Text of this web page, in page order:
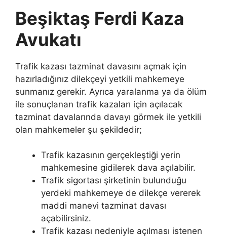
Beşiktaş Ferdi Kaza
Avukatı
Trafik kazası tazminat davasını açmak için
hazırladığınız dilekçeyi yetkili mahkemeye
sunmanız gerekir. Ayrıca yaralanma ya da ölüm
ile sonuçlanan trafik kazaları için açılacak
tazminat davalarında davayı görmek ile yetkili
olan mahkemeler şu şekildedir;
Trafik kazasının gerçekleştiği yerin
mahkemesine gidilerek dava açılabilir.
Trafik sigortası şirketinin bulunduğu
yerdeki mahkemeye de dilekçe vererek
maddi manevi tazminat davası
açabilirsiniz.
Trafik kazası nedeniyle açılması istenen